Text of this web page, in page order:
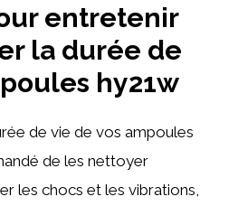
entretenir
la durée de
hy21w
de vie de vos ampoules
de les nettoyer
les chocs et les vibrations,